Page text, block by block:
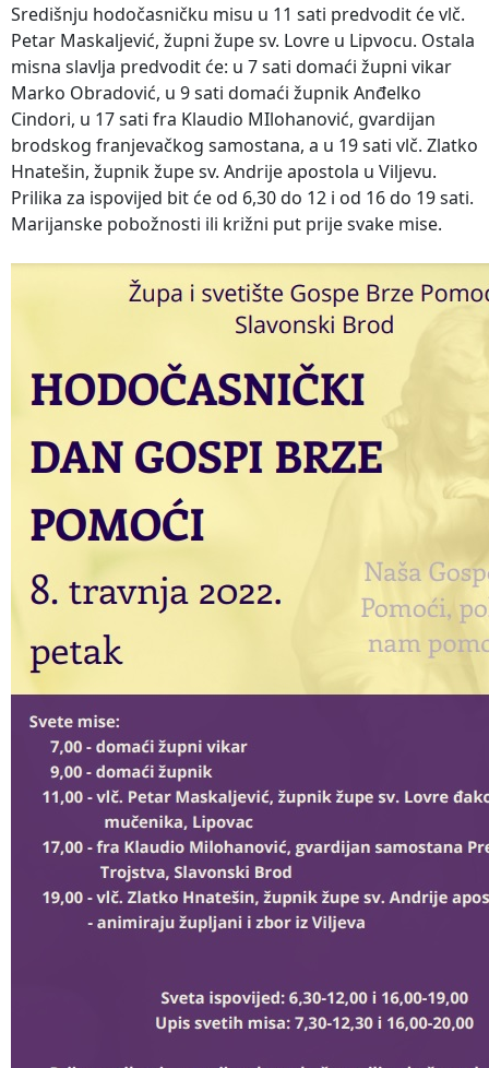
Središnju hodočasničku misu u 11 sati predvodit će vlč.
Petar Maskaljević, župni župe sv. Lovre u Lipvocu. Ostala
misna slavlja predvodit će: u 7 sati domaći župni vikar
Marko Obradović, u 9 sati domaći župnik Anđelko
Cindori, u 17 sati fra Klaudio MIlohanović, gvardijan
brodskog franjevačkog samostana, a u 19 sati vlč. Zlatko
Hnatešin, župnik župe sv. Andrije apostola u Viljevu.
Prilika za ispovijed bit će od 6,30 do 12 i od 16 do 19 sati.
Marijanske pobožnosti ili križni put prije svake mise.